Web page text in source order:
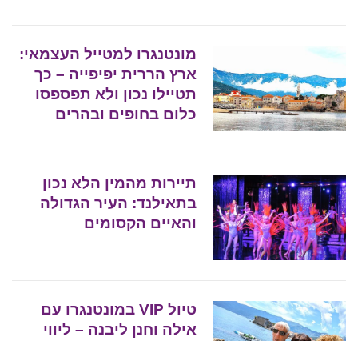
מונטנגרו למטייל העצמאי:
ארץ הררית יפיפייה – כך
תטיילו נכון ולא תפספסו
כלום בחופים ובהרים
תיירות מהמין הלא נכון
בתאילנד: העיר הגדולה
והאיים הקסומים
טיול VIP במונטנגרו עם
אילה וחנן ליבנה – ליווי